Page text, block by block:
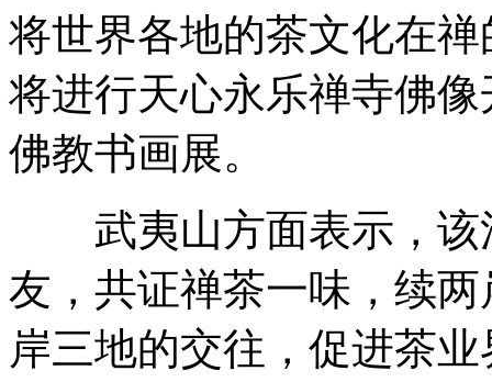
将世界各地的茶文化在
将进行天心永乐禅寺佛
佛教书画展。
武夷山方面表示，该
友，共证禅茶一味，续
岸三地的交往，促进茶